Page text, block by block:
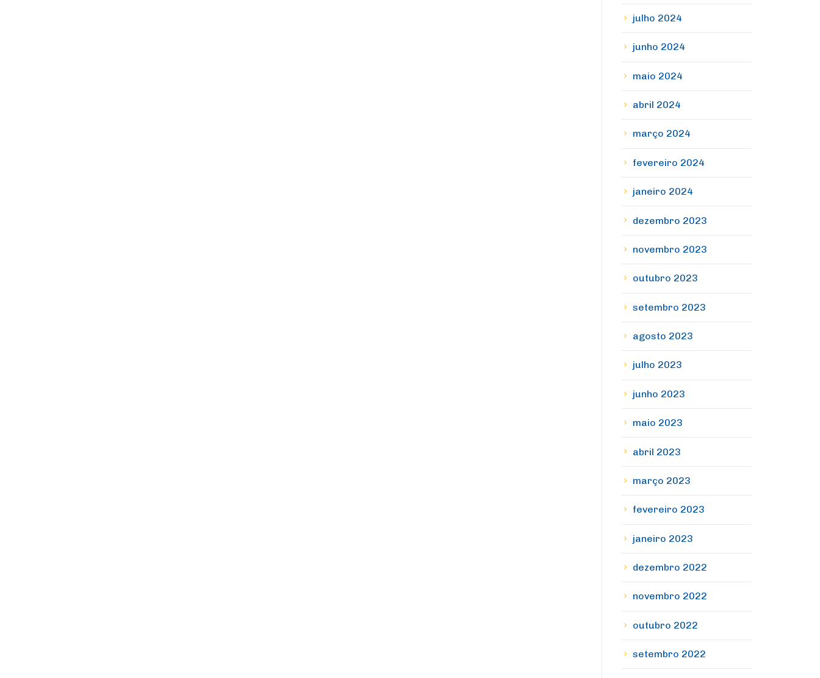
julho 2024
junho 2024
maio 2024
abril 2024
março 2024
fevereiro 2024
janeiro 2024
dezembro 2023
novembro 2023
outubro 2023
setembro 2023
agosto 2023
julho 2023
junho 2023
maio 2023
abril 2023
março 2023
fevereiro 2023
janeiro 2023
dezembro 2022
novembro 2022
outubro 2022
setembro 2022